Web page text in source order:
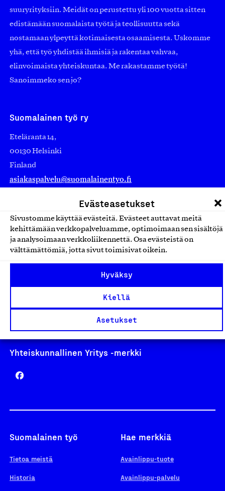
Evästeasetukset
Sivustomme käyttää evästeitä. Evästeet auttavat meitä
kehittämään verkkopalveluamme, optimoimaan sen sisältöjä
ja analysoimaan verkkoliikennettä. Osa evästeistä on
välttämättömiä, jotta sivut toimisivat oikein.
Hyväksy
Kiellä
Asetukset
suuryrityksiin. Meidät on perustettu yli 100 vuotta sitten
edistämään suomalaista työtä ja teollisuutta sekä
nostamaan ylpeyttä kotimaisesta osaamisesta. Uskomme
yhä, että työ yhdistää ihmisiä ja rakentaa vahvaa,
elinvoimaista yhteiskuntaa. Me rakastamme työtä!
Sanoimmeko sen jo?
Suomalainen työ ry
Eteläranta 14,
00130 Helsinki
Finland
asiakaspalvelu@suomalainentyo.fi
Avainlippu
Yhteiskunnallinen Yritys -merkki
Suomalainen työ
Tietoa meistä
Historia
Hae merkkiä
Avainlippu-tuote
Avainlippu-palvelu